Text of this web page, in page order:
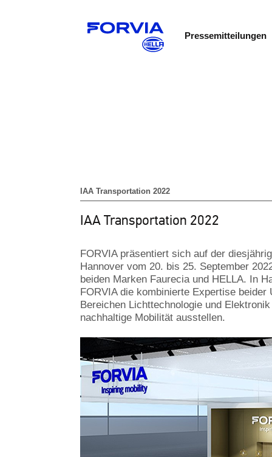
Pressemitteilungen
IAA Transportation 2022
IAA Transportation 2022
FORVIA präsentiert sich auf der
Hannover vom 20. bis 25. September
beiden Marken Faurecia und HELLA. In
FORVIA die kombinierte Expertise beider
Bereichen Lichttechnologie und
nachhaltige Mobilität ausstellen.